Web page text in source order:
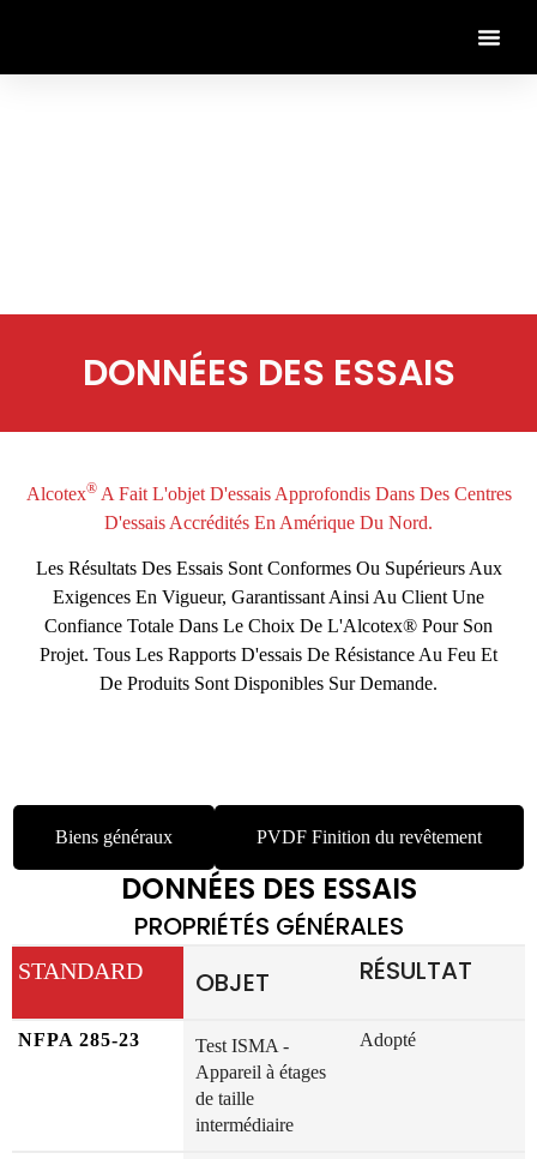
DONNÉES DES ESSAIS
Alcotex®A Fait L'objet D'essais Approfondis Dans Des Centres
D'essais Accrédités En Amérique Du Nord.
Les Résultats Des Essais Sont Conformes Ou Supérieurs Aux
Exigences En Vigueur, Garantissant Ainsi Au Client Une
Confiance Totale Dans Le Choix De L'Alcotex® Pour Son
Projet. Tous Les Rapports D'essais De Résistance Au Feu Et
De Produits Sont Disponibles Sur Demande.
Biens généraux PVDF Finition du revêtement
DONNÉES DES ESSAIS
PROPRIÉTÉS GÉNÉRALES
STANDARD OBJET RÉSULTAT
NFPA 285-23
Test ISMA -
Appareil à étages
de taille
intermédiaire
Adopté